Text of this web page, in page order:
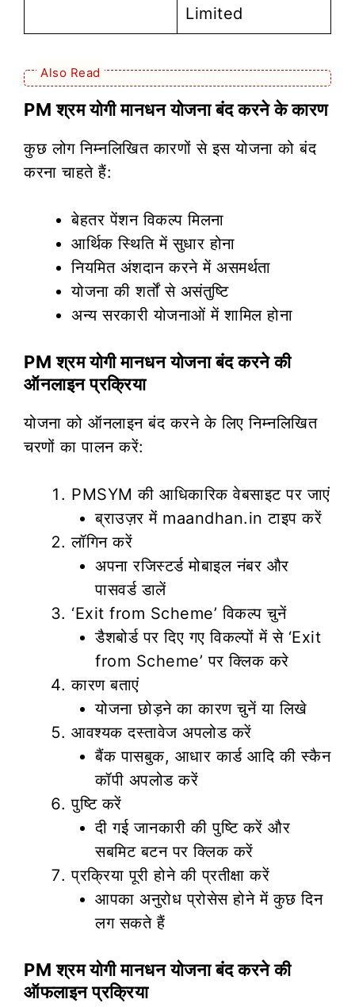
Limited
Also Read
PM श्रम योगी मानधन योजना बंद करने के कारण
कुछ लोग निम्नलिखित कारणों से इस योजना को बंद
करना चाहते हैं:
बेहतर पेंशन विकल्प मिलना
आर्थिक स्थिति में सुधार होना
नियमित अंशदान करने में असमर्थता
योजना की शर्तों से असंतुष्टि
अन्य सरकारी योजनाओं में शामिल होना
PM श्रम योगी मानधन योजना बंद करने की
ऑनलाइन प्रक्रिया
योजना को ऑनलाइन बंद करने के लिए निम्नलिखित
चरणों का पालन करें:
PMSYM की आधिकारिक वेबसाइट पर जाएं
ब्राउज़र में maandhan.in टाइप करें
लॉगिन करें
अपना रजिस्टर्ड मोबाइल नंबर और
पासवर्ड डालें
‘Exit from Scheme’ विकल्प चुनें
डैशबोर्ड पर दिए गए विकल्पों में से ‘Exit
from Scheme’ पर क्लिक करे
कारण बताएं
योजना छोड़ने का कारण चुनें या लिखे
आवश्यक दस्तावेज अपलोड करें
बैंक पासबुक, आधार कार्ड आदि की स्कैन
कॉपी अपलोड करें
पुष्टि करें
दी गई जानकारी की पुष्टि करें और
सबमिट बटन पर क्लिक करें
प्रक्रिया पूरी होने की प्रतीक्षा करें
आपका अनुरोध प्रोसेस होने में कुछ दिन
लग सकते हैं
PM श्रम योगी मानधन योजना बंद करने की
ऑफलाइन प्रक्रिया